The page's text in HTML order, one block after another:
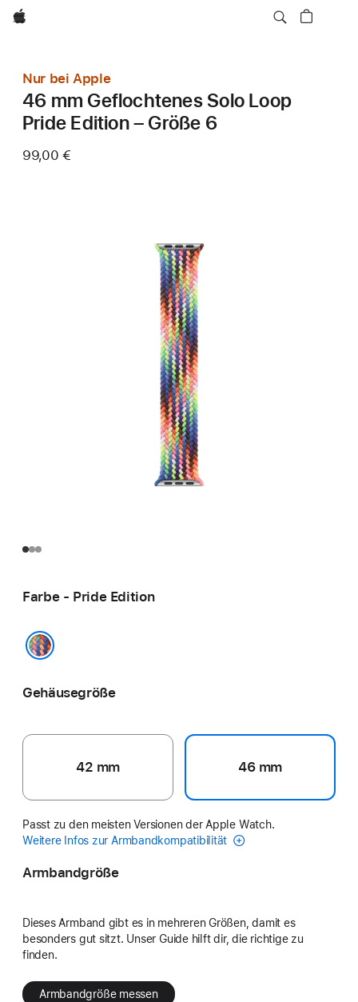
Apple
Nur bei Apple
46 mm Geflochtenes Solo Loop
Pride Edition – Größe 6
99,00 €
Farbe - Pride Edition
Gehäusegröße
42 mm 46 mm
Passt zu den meisten Versionen der Apple Watch.
Weitere Infos zur Armbandkompatibilität
Armbandgröße
Dieses Armband gibt es in mehreren Größen, damit es
besonders gut sitzt. Unser Guide hilft dir, die richtige zu
finden.
Armbandgröße messen